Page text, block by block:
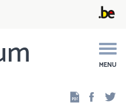
MENU